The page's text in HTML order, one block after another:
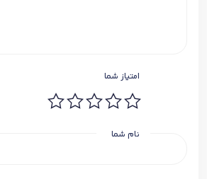
امتیاز شما
نام شما